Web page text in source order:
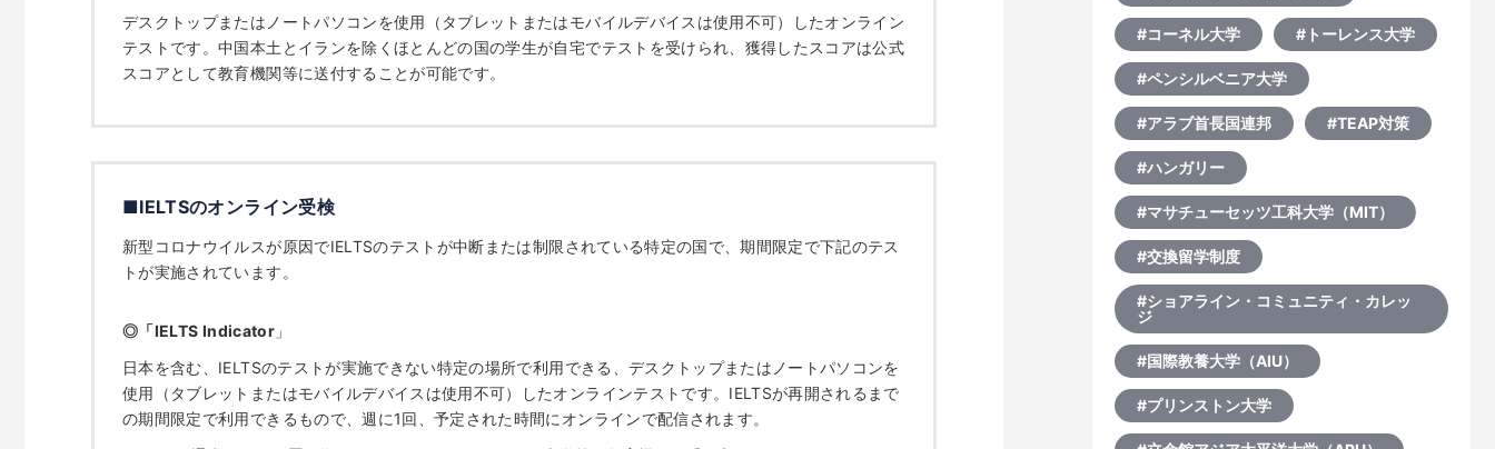
デスクトップまたはノートパソコンを使用（タブレットまたはモバイルデバイスは使用不可）したオンライン
テストです。中国本土とイランを除くほとんどの国の学生が自宅でテストを受けられ、獲得したスコアは公式
スコアとして教育機関等に送付することが可能です。
■IELTSのオンライン受検
新型コロナウイルスが原因でIELTSのテストが中断または制限されている特定の国で、期間限定で下記のテス
トが実施されています。
◎「IELTS Indicator」
日本を含む、IELTSのテストが実施できない特定の場所で利用できる、デスクトップまたはノートパソコンを
使用（タブレットまたはモバイルデバイスは使用不可）したオンラインテストです。IELTSが再開されるまで
の期間限定で利用できるもので、週に1回、予定された時間にオンラインで配信されます。
#コーネル大学 #トーレンス大学
#ペンシルベニア大学
#アラブ首長国連邦 #TEAP対策
#ハンガリー
#マサチューセッツ工科大学（MIT）
#交換留学制度
#ショアライン・コミュニティ・カレッ
ジ
#国際教養大学（AIU）
#プリンストン大学